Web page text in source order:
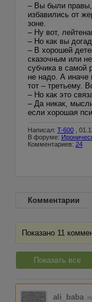
– Вы были правы,
избавились от
зоне.
– Ну вот,
– Но как вы
– В хорошей
сказочным или
субчика в самой
не надо. А иначе
тот – третьему.
– Но как это
– Да никак,
если хорошая
Написал: T-600 ,
В форуме:
Комментариев: 24
Комментарии
Показано 11
Показать все
ali_baba